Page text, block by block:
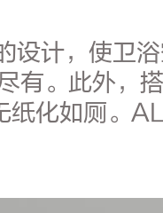
计，使卫浴
有。此外，
纸化如厕。